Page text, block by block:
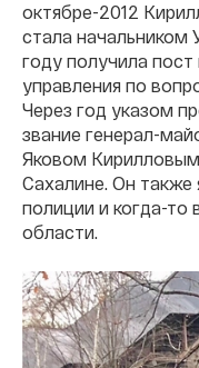
октябре-2012
стала
году получила пост
управления по
Через год указом
звание генерал-
Яковом
Сахалине. Он
полиции и когда-то
области.